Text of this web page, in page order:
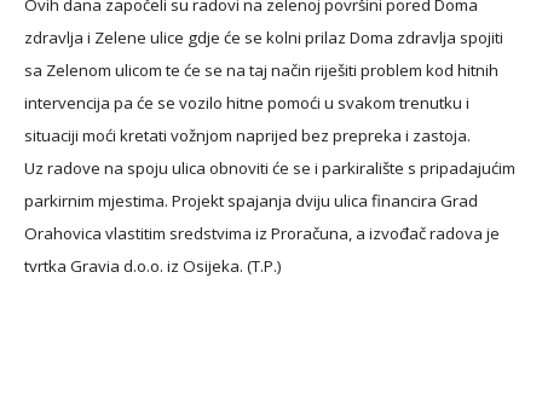
Ovih dana započeli su radovi na zelenoj površini pored Doma
zdravlja i Zelene ulice gdje će se kolni prilaz Doma zdravlja spojiti
sa Zelenom ulicom te će se na taj način riješiti problem kod hitnih
intervencija pa će se vozilo hitne pomoći u svakom trenutku i
situaciji moći kretati vožnjom naprijed bez prepreka i zastoja.
Uz radove na spoju ulica obnoviti će se i parkiralište s pripadajućim
parkirnim mjestima. Projekt spajanja dviju ulica financira Grad
Orahovica vlastitim sredstvima iz Proračuna, a izvođač radova je
tvrtka Gravia d.o.o. iz Osijeka. (T.P.)